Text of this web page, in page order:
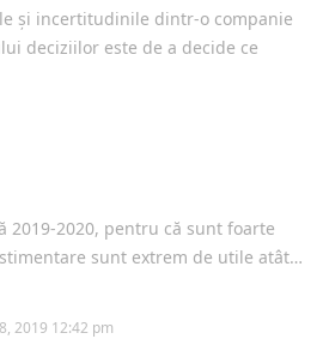
și incertitudinile dintr-o companie
deciziilor este de a decide ce
2019-2020, pentru că sunt foarte
sunt extrem de utile atât…
2019 12:42 pm